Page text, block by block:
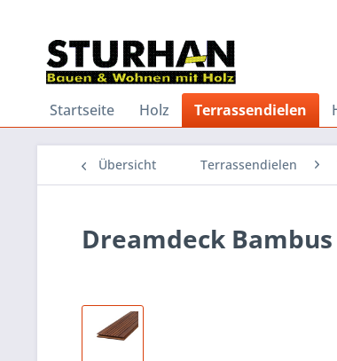
Startseite Holz Terrassendielen
Übersicht Terrassendielen
Dreamdeck